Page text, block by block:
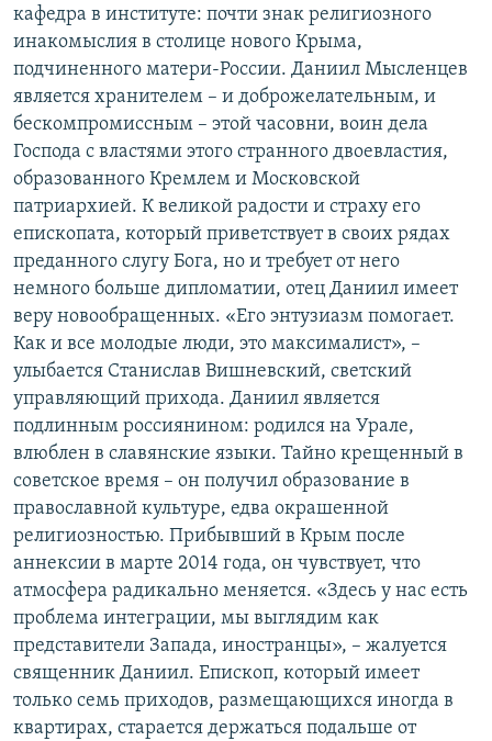
кафедра в институте: почти знак религиозного
инакомыслия в столице нового Крыма,
подчиненного матери-России. Даниил Мысленцев
является хранителем – и доброжелательным, и
бескомпромиссным – этой часовни, воин дела
Господа с властями этого странного двоевластия,
образованного Кремлем и Московской
патриархией. К великой радости и страху его
епископата, который приветствует в своих рядах
преданного слугу Бога, но и требует от него
немного больше дипломатии, отец Даниил имеет
веру новообращенных. «Его энтузиазм помогает.
Как и все молодые люди, это максималист», –
улыбается Станислав Вишневский, светский
управляющий прихода. Даниил является
подлинным россиянином: родился на Урале,
влюблен в славянские языки. Тайно крещенный в
советское время – он получил образование в
православной культуре, едва окрашенной
религиозностью. Прибывший в Крым после
аннексии в марте 2014 года, он чувствует, что
атмосфера радикально меняется. «Здесь у нас есть
проблема интеграции, мы выглядим как
представители Запада, иностранцы», – жалуется
священник Даниил. Епископ, который имеет
только семь приходов, размещающихся иногда в
квартирах, старается держаться подальше от